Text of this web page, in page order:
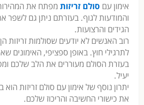
אימון עם סולם זריזות מפתח את
והמודעות לגוף. בעזרתם ניתן גם לשפר
הגידים והרצועות.
רוב האנשים לא יודעים שסולמות זריזות
לתרגילי חוץ. באופן ספציפי, האימונים
בעזרת הסולם מעוררים את הלב שלכם
יעיל.
יתרון נוסף של אימון עם סולם זריזות
את כישורי החשיבה והריכוז שלכם.